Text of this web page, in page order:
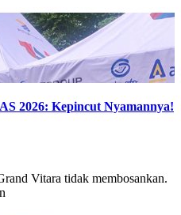
2026: Kepincut Nyamannya!
Vitara tidak membosankan.